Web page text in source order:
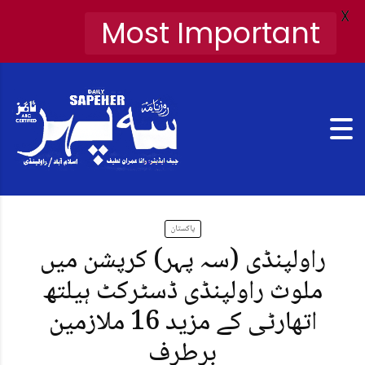
پاکستان
راولپنڈی (سہ پہر) کرپشن میں
ملوث راولپنڈی ڈسٹرکٹ ہیلتھ
اتھارٹی کے مزید 16 ملازمین
برطرف
Most Important X